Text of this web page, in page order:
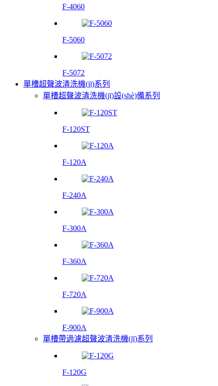
F-4060
F-5060
F-5072
單槽超聲波清洗機(jī)系列
單槽超聲波清洗機(jī)設(shè)備系列
F-120ST
F-120A
F-240A
F-300A
F-360A
F-720A
F-900A
單槽帶過濾超聲波清洗機(jī)系列
F-120G